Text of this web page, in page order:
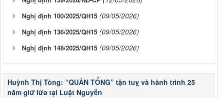
Nghị định 100/2025/QH15 (09/05/2026)
Nghị định 136/2025/QH15 (09/05/2026)
Nghị định 148/2025/QH15 (09/05/2026)
Huỳnh Thị Tòng: “QUẢN TỔNG” tận tuỵ và hành trình 25
năm giữ lửa tại Luật Nguyễn